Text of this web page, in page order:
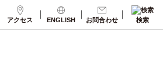
アクセス ENGLISH お問合わせ 検索